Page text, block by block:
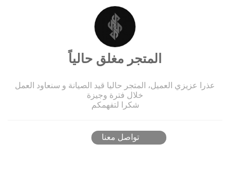
المتجر مغلق حالياً
عذرا عزيزي العميل، المتجر حاليا قيد الصيانة و سنعاود العمل
خلال فترة وجيزة
شكرا لتفهمكم
تواصل معنا